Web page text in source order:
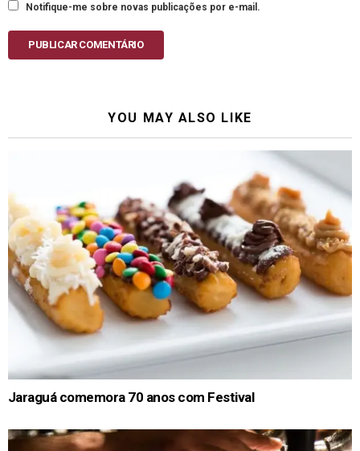
Notifique-me sobre novas publicações por e-mail.
PUBLICAR COMENTÁRIO
YOU MAY ALSO LIKE
Jaraguá comemora 70 anos com Festival